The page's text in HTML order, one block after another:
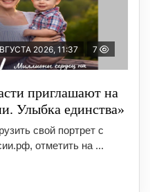
2026, 11:37 7
приглашают на
Улыбка единства»
свой портрет с
отметить на ...